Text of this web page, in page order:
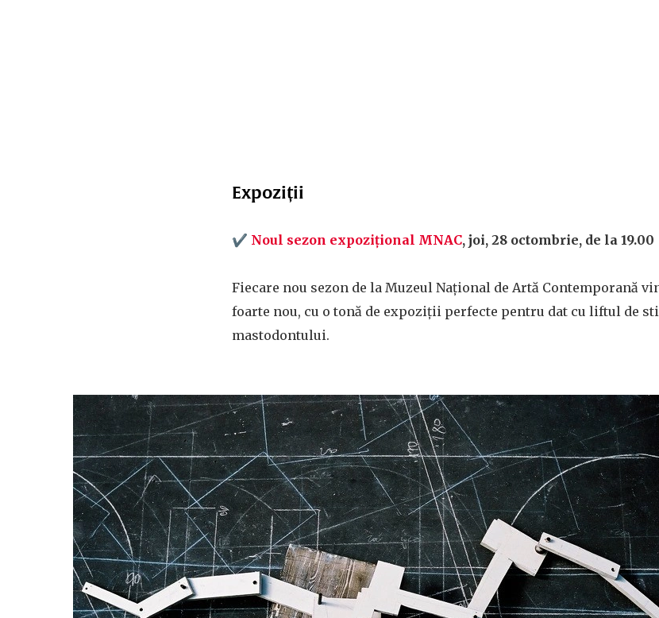
Expoziții
✔ Noul sezon expozițional MNAC, joi, 28 octombrie, de la 19.00
Fiecare nou sezon de la Muzeul Național de Artă Contemporană
foarte nou, cu o tonă de expoziții perfecte pentru dat cu liftul de
mastodontului.